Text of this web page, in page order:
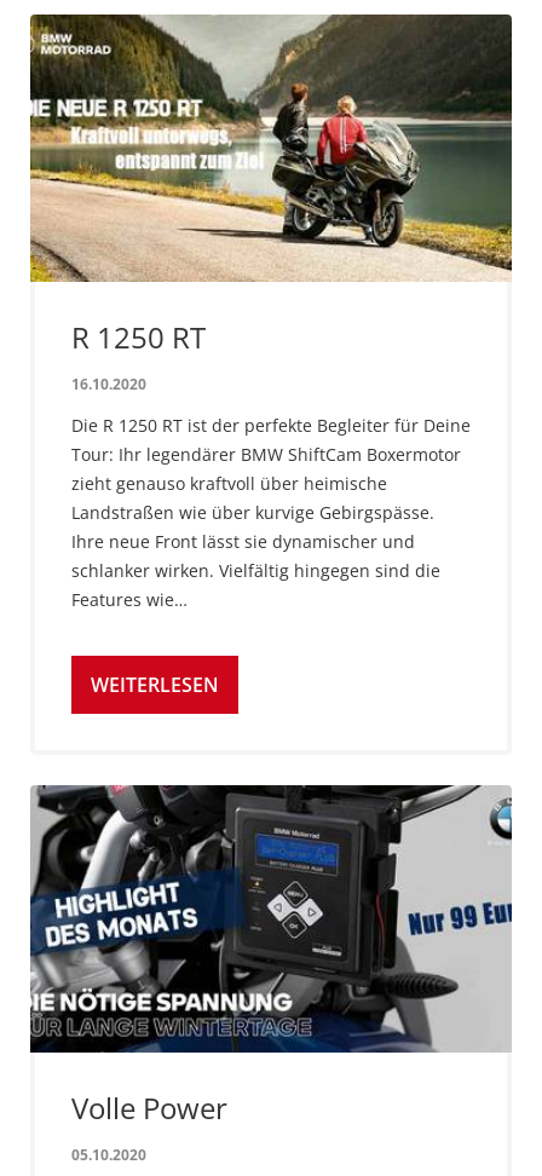
R 1250 RT
16.10.2020
Die R 1250 RT ist der perfekte Begleiter für Deine
Tour: Ihr legendärer BMW ShiftCam Boxermotor
zieht genauso kraftvoll über heimische
Landstraßen wie über kurvige Gebirgspässe.
Ihre neue Front lässt sie dynamischer und
schlanker wirken. Vielfältig hingegen sind die
Features wie…
WEITERLESEN
Volle Power
05.10.2020